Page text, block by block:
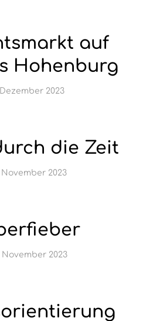
auf
Hohenburg
Dezember 2023
die Zeit
November 2023
November 2023